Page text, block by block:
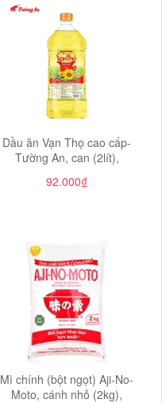
Dầu ăn Vạn Thọ cao cấp-
Tường An, can (2lít),
92.000₫
Mì chính (bột ngọt) Aji-No-
Moto, cánh nhỏ (2kg),